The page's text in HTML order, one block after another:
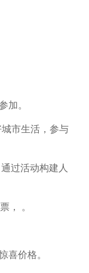
加。
市生活，参与
过活动构建人
， 。
喜价格。